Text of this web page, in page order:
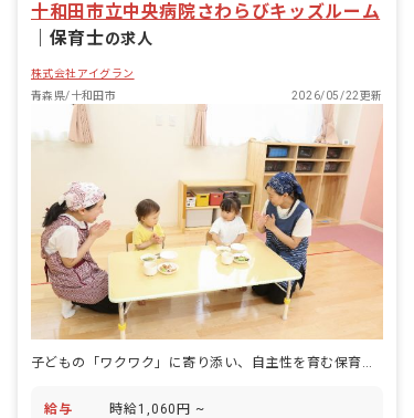
十和田市立中央病院さわらびキッズルーム
保育士の求人
株式会社アイグラン
青森県/十和田市
2026/05/22更新
子どもの「ワクワク」に寄り添い、自主性を育む保育士になろう
給与 時給1,060円 ~